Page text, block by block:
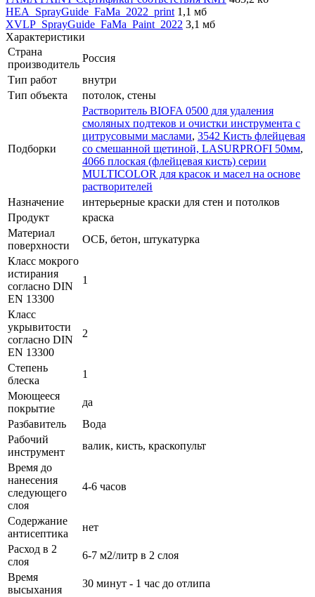
HEA_SprayGuide_FaMa_2022_print 1,1 мб
XVLP_SprayGuide_FaMa_Paint_2022 3,1 мб
Характеристики
Страна
производитель
Россия
Тип работ
внутри
Тип объекта
потолок, стены
Подборки
Растворитель BIOFA 0500 для удаления
смоляных подтеков и очистки инструмента с
цитрусовыми маслами, 3542 Кисть флейцевая
со смешанной щетиной, LASURPROFI 50мм,
4066 плоская (флейцевая кисть) серии
MULTICOLOR для красок и масел на основе
растворителей
Назначение
интерьерные краски для стен и потолков
Продукт
краска
Материал
поверхности
ОСБ, бетон, штукатурка
Класс мокрого
истирания
согласно DIN
EN 13300
1
Класс
укрывитости
согласно DIN
EN 13300
2
Степень
блеска
1
Моющееся
покрытие
да
Разбавитель
Вода
Рабочий
инструмент
валик, кисть, краскопульт
Время до
нанесения
следующего
слоя
4-6 часов
Содержание
антисептика
нет
Расход в 2
слоя
6-7 м2/литр в 2 слоя
Время
высыхания
30 минут - 1 час до отлипа